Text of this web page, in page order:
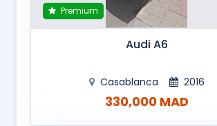
Premium
Audi A6
Casablanca 2016
330,000 MAD